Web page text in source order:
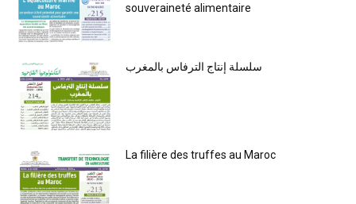
souveraineté alimentaire
سلسلة إنتاج الترفاس بالمغرب
La filière des truffes au Maroc